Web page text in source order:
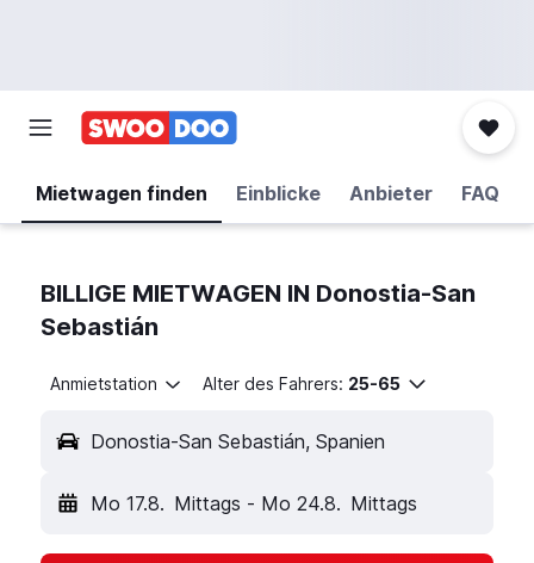
Mietwagen finden Einblicke Anbieter FAQ
BILLIGE MIETWAGEN IN Donostia-San
Sebastián
Anmietstation Alter des Fahrers: 25-65
Donostia-San Sebastián, Spanien
Mo 17.8. Mittags - Mo 24.8. Mittags